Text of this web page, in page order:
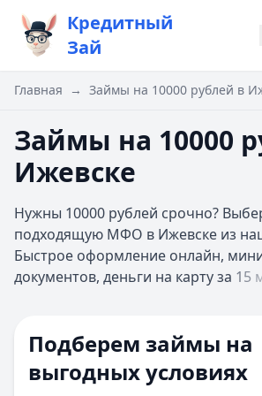
Кредитный
Зай
Главная → Займы на 10000 рублей в
Займы на 10000
Ижевске
Нужны 10000 рублей срочно?
подходящую МФО в Ижевске из
Быстрое оформление онлайн,
документов, деньги на карту за 15
Подберем займы на
выгодных условиях